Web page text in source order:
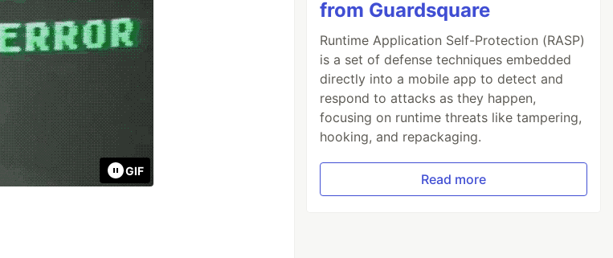
GIF
from Guardsquare
Runtime Application Self-Protection (RASP)
is a set of defense techniques embedded
directly into a mobile app to detect and
respond to attacks as they happen,
focusing on runtime threats like tampering,
hooking, and repackaging.
Read more